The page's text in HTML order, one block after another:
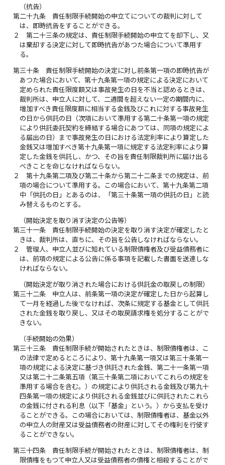
（抗告）
第二十九条
責任制限手続開始の申立てについての裁判に対して
は、即時抗告をすることができる。
２
第二十三条の規定は、責任制限手続開始の申立てを却下し、又
は棄却する決定に対して即時抗告があつた場合について準用す
る。
第三十条
責任制限手続開始の決定に対し前条第一項の即時抗告が
あつた場合において、第十九条第一項の規定による決定において
定められた責任限度額又は事故発生の日を不当と認めるときは、
裁判所は、申立人に対して、二週間を超えない一定の期間内に、
増加すべき責任限度額に相当する金銭及びこれに対する事故発生
の日から供託の日（次項において準用する第二十条第一項の規定
により供託委託契約を締結する場合にあつては、同項の規定によ
る届出の日）まで事故発生の日における法定利率により算定した
金銭又は増加すべき第十九条第一項に規定する法定利率により算
定した金銭を供託し、かつ、その旨を責任制限裁判所に届け出る
べきことを命じなければならない。
２
第十九条第二項及び第二十条から第二十二条までの規定は、前
項の場合について準用する。この場合において、第十九条第二項
中「供託の日」とあるのは、「第三十条第一項の供託の日」と読
み替えるものとする。
（開始決定を取り消す決定の公告等）
第三十一条
責任制限手続開始の決定を取り消す決定が確定したと
きは、裁判所は、直ちに、その旨を公告しなければならない。
２
管理人、申立人並びに知れている制限債権者及び受益債務者に
は、前項の規定による公告に係る事項を記載した書面を送達しな
ければならない。
（開始決定が取り消された場合における供託金の取戻しの制限）
第三十二条
申立人は、前条第一項の決定が確定した日から起算し
て一月を経過した後でなければ、次条に規定する基金として供託
された金銭を取り戻し、又はその取戻請求権を処分することがで
きない。
（手続開始の効果）
第三十三条
責任制限手続が開始されたときは、制限債権者は、こ
の法律で定めるところにより、第十九条第一項又は第三十条第一
項の規定による決定に基づき供託された金銭、第二十一条第一項
又は第二十二条第五項（第三十条第二項においてこれらの規定を
準用する場合を含む。）の規定により供託される金銭及び第九十
四条第一項の規定により供託される金銭並びに供託されたこれら
の金銭に付される利息（以下「基金」という。）から支払を受け
ることができる。この場合においては、制限債権者は、基金以外
の申立人の財産又は受益債務者の財産に対してその権利を行使す
ることができない。
第三十四条
責任制限手続が開始されたときは、制限債権者は、制
限債権をもつて申立人又は受益債務者の債権と相殺することがで